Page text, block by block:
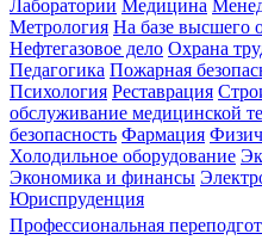
Лаборатории Медицина
Метрология На базе высшего
Нефтегазовое дело Охрана
Педагогика Пожарная
Психология Реставрация
обслуживание медицинской
безопасность Фармация
Холодильное оборудование
Экономика и финансы
Юриспруденция
Профессиональная